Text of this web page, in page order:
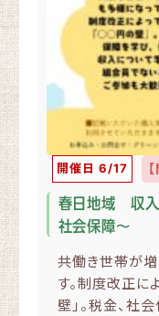
開催日 6/17
春日地域 収入
社会保障～
共働き世帯が増
す。制度改正
壁」。税金、社